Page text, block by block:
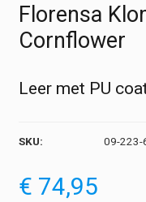
Florensa
Cornflower
Leer met PU
SKU: 09-223-
€ 74,95